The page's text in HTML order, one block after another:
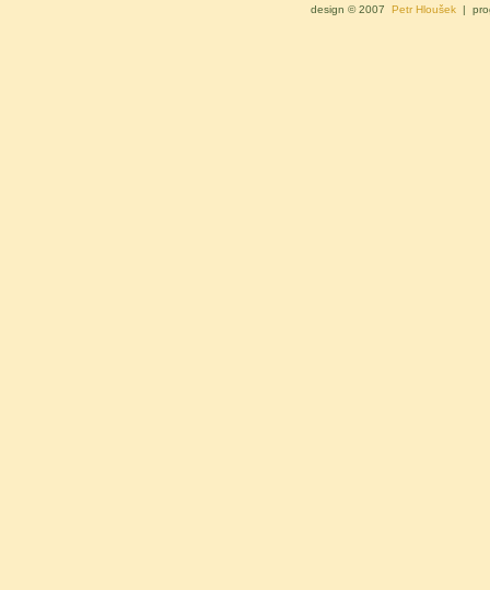
design © 2007 Petr Hloušek |